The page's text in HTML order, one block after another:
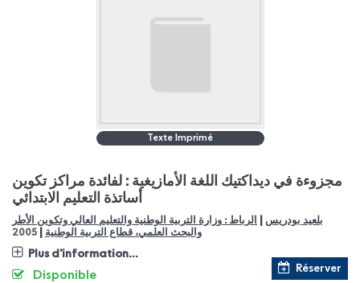
Texte Imprimé
مجزوءة في ديداكتيك اللغة الأمازيغية : لفائدة مراكز تكوين
أساتذة التعليم الابتدائي
بلعيد بودريس
الرباط : وزارة التربية الوطنية والتعليم العالي وتكوين الأطر
والبحث العلمي، قطاع التربية الوطنية
2005
Plus d'information...
Réserver
Disponible